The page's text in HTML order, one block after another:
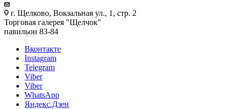
г. Щелково, Вокзальная ул., 1, стр. 2
Торговая галерея "Щелчок"
павильон 83-84
Вконтакте
Instagram
Telegram
Viber
Viber
WhatsApp
Яндекс.Дзен